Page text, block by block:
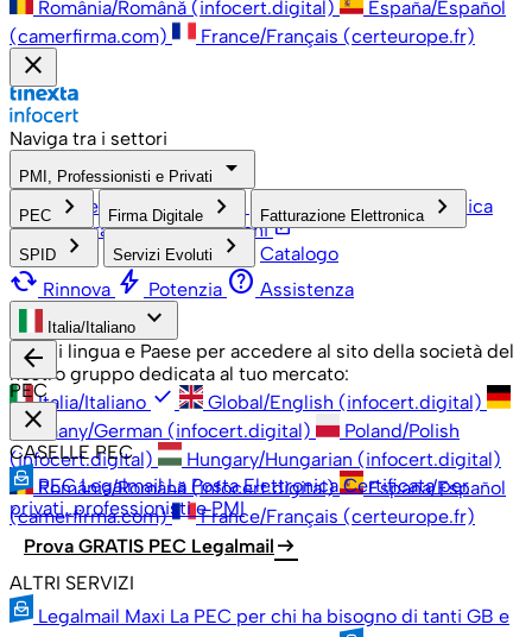
România/Română (infocert.digital)
España/Español
(camerfirma.com)
France/Français (certeurope.fr)
close
Naviga tra i settori
PMI, Professionisti e Privati arrow_drop_down
PMI, Professionisti e Privati check Grandi Aziende
Pubblica
Amministrazione Associazioni open_in_new
PEC keyboard_arrow_right Firma Digitale keyboard_arrow_right Fatturazione Elettronica keyboard_arrow_right
SPID keyboard_arrow_right Servizi Evoluti keyboard_arrow_right Catalogo
cached Rinnova bolt Potenzia help Assistenza
Italia/Italiano keyboard_arrow_down
Scegli lingua e Paese per accedere al sito della società del
nostro gruppo dedicata al tuo mercato:
Italia/Italiano check
Global/English (infocert.digital)
Germany/German (infocert.digital)
Poland/Polish
(infocert.digital)
Hungary/Hungarian (infocert.digital)
România/Română (infocert.digital)
España/Español
(camerfirma.com)
France/Français (certeurope.fr)
arrow_back
PEC
close
CASELLE PEC
PEC Legalmail La Posta Elettronica Certificata per
privati, professionisti e PMI
Prova GRATIS PEC Legalmail arrow_right_alt
ALTRI SERVIZI
Legalmail Maxi La PEC per chi ha bisogno di tanti GB e